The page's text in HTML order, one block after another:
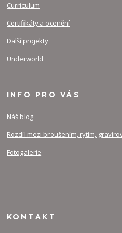
Curriculum
Certifikáty a ocenění
Další projekty
Underworld
INFO PRO VÁS
Náš blog
Rozdíl mezi broušením, rytím,
Fotogalerie
KONTAKT